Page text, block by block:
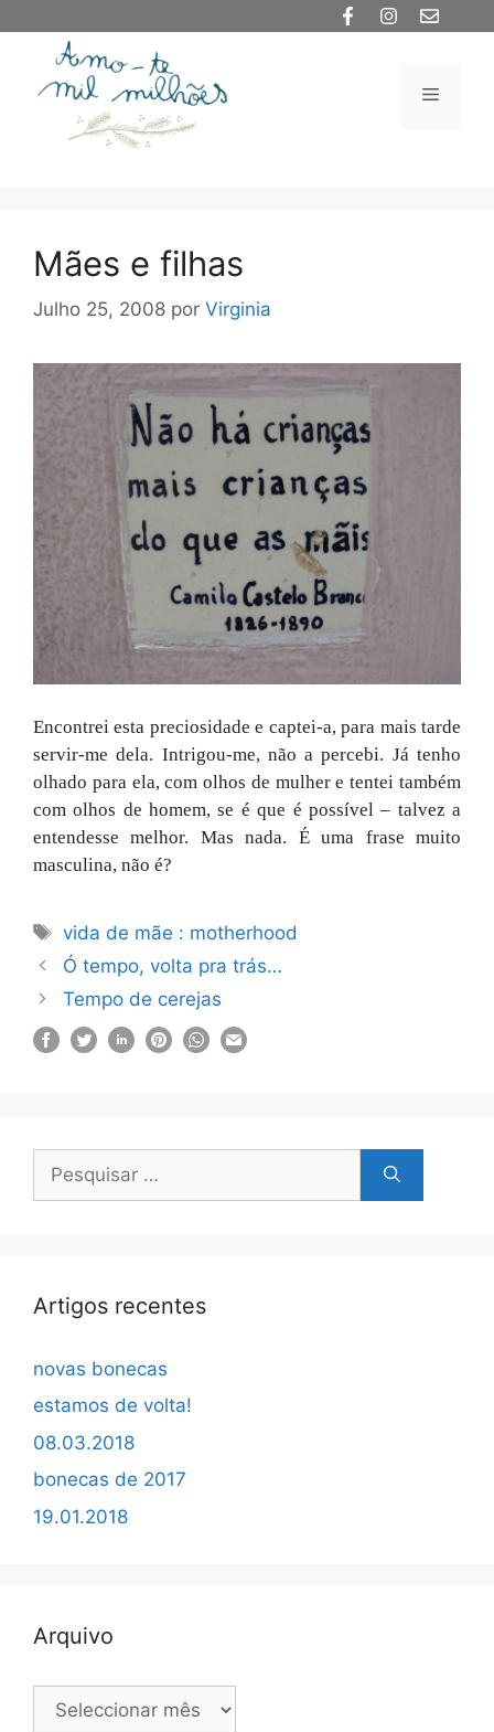
conteúdo
Menu
Mães e filhas
Julho 25, 2008 por Virginia
Encontrei esta preciosidade e captei-a, para mais tarde
servir-me dela. Intrigou-me, não a percebi. Já tenho
olhado para ela, com olhos de mulher e tentei também
com olhos de homem, se é que é possível – talvez a
entendesse melhor. Mas nada. É uma frase muito
masculina, não é?
Etiquetas
vida de mãe : motherhood
Ó tempo, volta pra trás…
Tempo de cerejas
por:
Artigos recentes
novas bonecas
estamos de volta!
08.03.2018
bonecas de 2017
19.01.2018
Arquivo
Arquivo